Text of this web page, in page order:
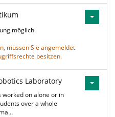
möglich
müssen Sie angemeldet
besitzen.
Laboratory
worked on alone or in
over a whole